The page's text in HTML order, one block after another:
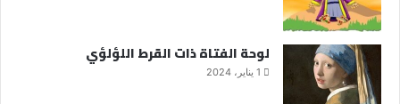
لوحة الفتاة ذات القرط اللؤلؤي
1 يناير، 2024